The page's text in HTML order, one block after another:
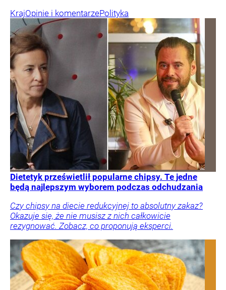
KrajOpinie i komentarzePolityka
Dietetyk prześwietlił popularne chipsy. Te jedne
będą najlepszym wyborem podczas odchudzania
Czy chipsy na diecie redukcyjnej to absolutny zakaz?
Okazuje się, że nie musisz z nich całkowicie
rezygnować. Zobacz, co proponują eksperci.